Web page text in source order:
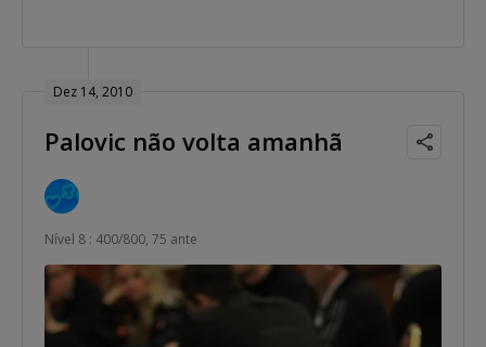
Dez 14, 2010
Palovic não volta amanhã
Nível 8 : 400/800, 75 ante